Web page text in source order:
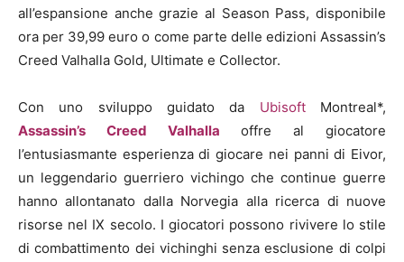
all’espansione anche grazie al Season Pass, disponibile
ora per 39,99 euro o come parte delle edizioni Assassin’s
Creed Valhalla Gold, Ultimate e Collector.
Con uno sviluppo guidato da UbisoftMontreal*,
Assassin’s Creed Valhalla offre al giocatore
l’entusiasmante esperienza di giocare nei panni di Eivor,
un leggendario guerriero vichingo che continue guerre
hanno allontanato dalla Norvegia alla ricerca di nuove
risorse nel IX secolo. I giocatori possono rivivere lo stile
di combattimento dei vichinghi senza esclusione di colpi